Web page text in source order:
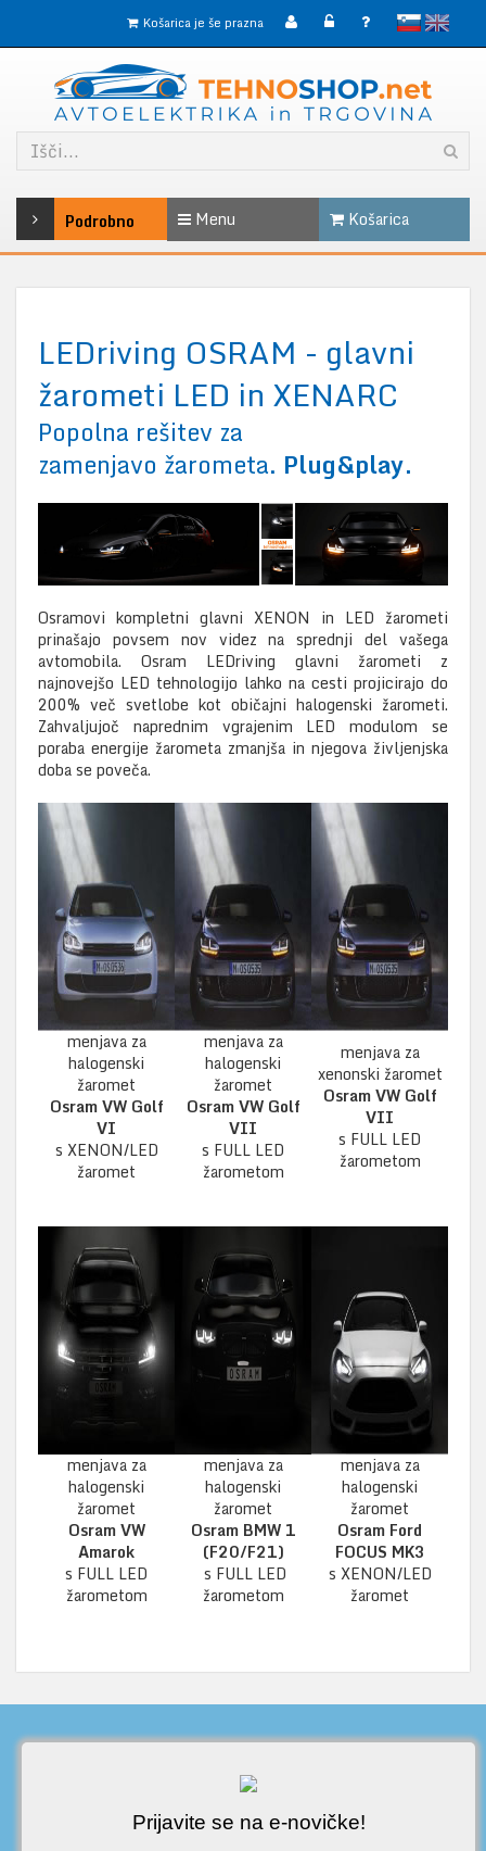
slovenskoEnglish
Košarica je še prazna
Podrobno Menu Košarica
LEDriving OSRAM - glavni
žarometi LED in XENARC
Popolna rešitev za
zamenjavo žarometa. Plug&play.
Osramovi kompletni glavni XENON in LED žarometi
prinašajo povsem nov videz na sprednji del vašega
avtomobila. Osram LEDriving glavni žarometi z
najnovejšo LED tehnologijo lahko na cesti projicirajo do
200% več svetlobe kot običajni halogenski žarometi.
Zahvaljujoč naprednim vgrajenim LED modulom se
poraba energije žarometa zmanjša in njegova življenjska
doba se poveča.
menjava za
halogenski
žaromet
Osram VW Golf
VI
s XENON/LED
žaromet
menjava za
halogenski
žaromet
Osram VW Golf
VII
s FULL LED
žarometom
menjava za
xenonski žaromet
Osram VW Golf
VII
s FULL LED
žarometom
menjava za
halogenski
žaromet
Osram VW
Amarok
s FULL LED
žarometom
menjava za
halogenski
žaromet
Osram BMW 1
(F20/F21)
s FULL LED
žarometom
menjava za
halogenski
žaromet
Osram Ford
FOCUS MK3
s XENON/LED
žaromet
Prijavite se na e-novičke!